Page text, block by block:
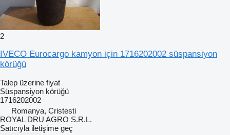
2
IVECO Eurocargo kamyon için 1716202002 süspansiyon
körüğü
Talep üzerine fiyat
Süspansiyon körüğü
1716202002
Romanya, Cristesti
ROYAL DRU AGRO S.R.L.
Satıcıyla iletişime geç